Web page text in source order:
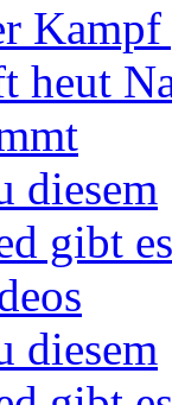
heut